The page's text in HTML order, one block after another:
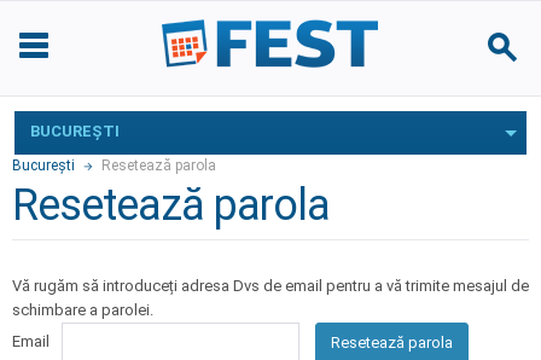
BUCUREŞTI
Bucureşti Resetează parola
Resetează parola
Vă rugăm să introduceți adresa Dvs de email pentru a vă trimite mesajul de
schimbare a parolei.
Email
Resetează parola